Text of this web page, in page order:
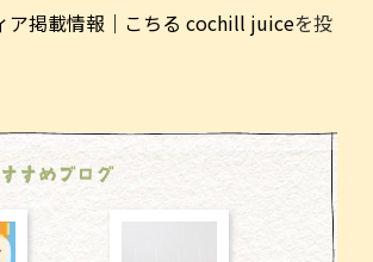
ai e
ア掲載情報｜こちる cochill juiceを投
すめブログ